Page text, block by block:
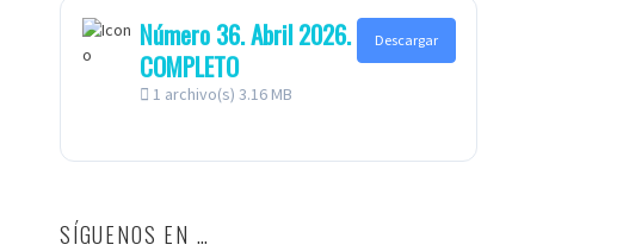
Número 36. Abril 2026.
COMPLETO
1 archivo(s) 3.16 MB
Descargar
SÍGUENOS EN …